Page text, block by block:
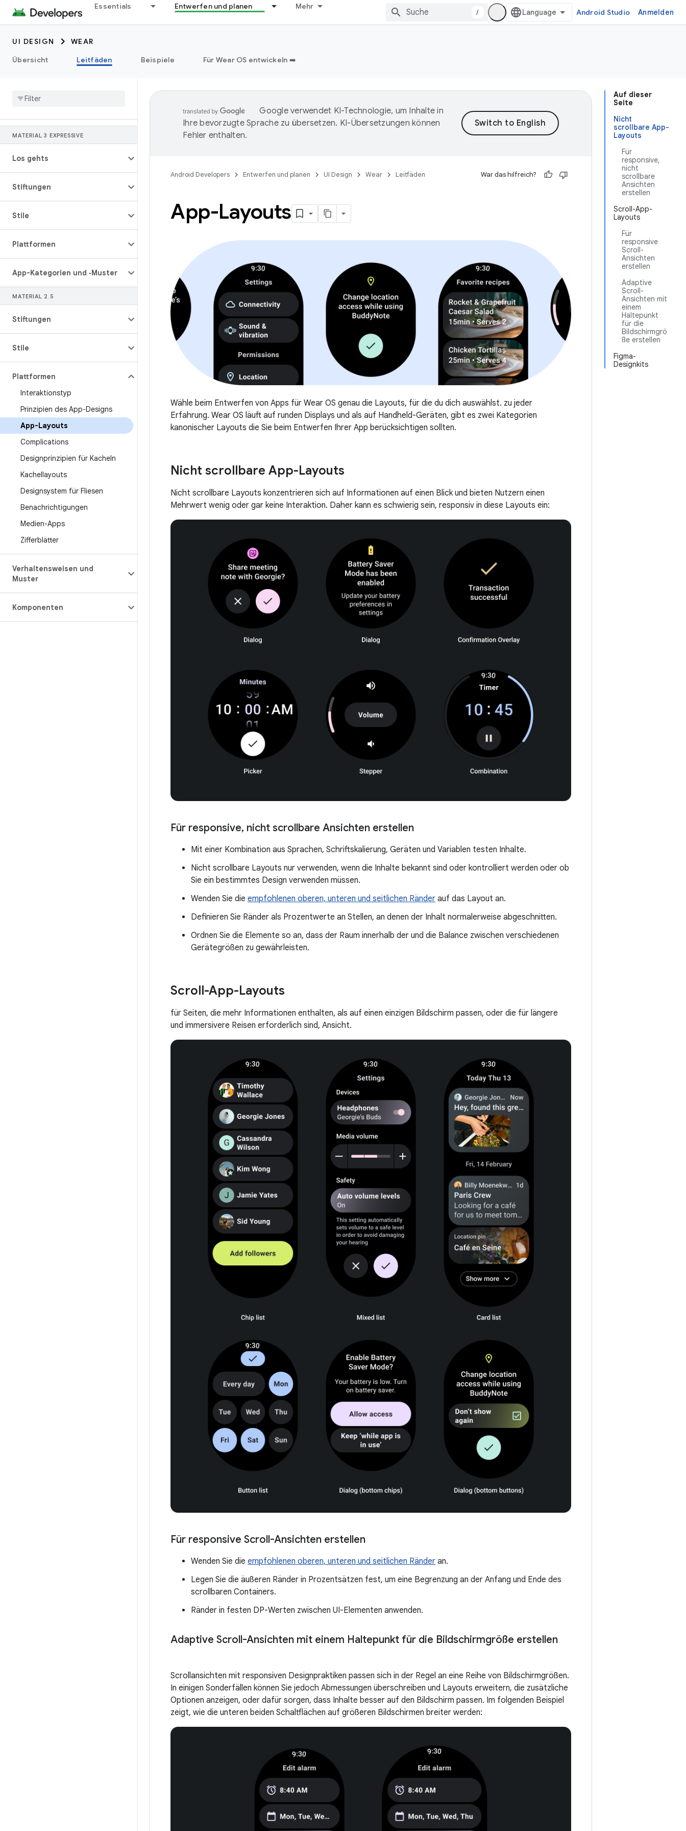
Essentials Entwerfen und planen Mehr
/ Android Studio Anmelden
UI DESIGN
WEAR
Übersicht
Leitfäden Beispiele Für Wear OS entwickeln ➡️
MATERIAL 3 EXPRESSIVE
Los gehts
Stiftungen
Stile
Plattformen
App-Kategorien und ‑Muster
MATERIAL 2 . 5
Stiftungen
Stile
Plattformen
Interaktionstyp
Prinzipien des App-Designs
App-Layouts
Complications
Designprinzipien für Kacheln
Kachellayouts
Designsystem für Fliesen
Benachrichtigungen
Medien-Apps
Zifferblätter
Verhaltensweisen und
Muster
Komponenten
Auf dieser
Seite
Nicht
scrollbare App-
Layouts
Für
responsive,
nicht
scrollbare
Ansichten
erstellen
Scroll-App-
Layouts
Für
responsive
Scroll-
Ansichten
erstellen
Adaptive
Scroll-
Ansichten mit
einem
Haltepunkt
für die
Bildschirmgrö
ße erstellen
Figma-
Designkits
Google verwendet KI-Technologie, um Inhalte in
Ihre bevorzugte Sprache zu übersetzen. KI-Übersetzungen können
Fehler enthalten.
Android Developers Entwerfen und planen UI Design Wear Leitfäden War das hilfreich?
App-Layouts
Wähle beim Entwerfen von Apps für Wear OS genau die Layouts, für die du dich auswählst. zu jeder
Erfahrung. Wear OS läuft auf runden Displays und als auf Handheld-Geräten, gibt es zwei Kategorien
kanonischer Layouts die Sie beim Entwerfen Ihrer App berücksichtigen sollten.
Nicht scrollbare App-Layouts
Nicht scrollbare Layouts konzentrieren sich auf Informationen auf einen Blick und bieten Nutzern einen
Mehrwert wenig oder gar keine Interaktion. Daher kann es schwierig sein, responsiv in diese Layouts ein:
Für responsive, nicht scrollbare Ansichten erstellen
Mit einer Kombination aus Sprachen, Schriftskalierung, Geräten und Variablen testen Inhalte.
Nicht scrollbare Layouts nur verwenden, wenn die Inhalte bekannt sind oder kontrolliert werden oder ob
Sie ein bestimmtes Design verwenden müssen.
Wenden Sie die empfohlenen oberen, unteren und seitlichen Ränder auf das Layout an.
Definieren Sie Ränder als Prozentwerte an Stellen, an denen der Inhalt normalerweise abgeschnitten.
Ordnen Sie die Elemente so an, dass der Raum innerhalb der und die Balance zwischen verschiedenen
Gerätegrößen zu gewährleisten.
Scroll-App-Layouts
für Seiten, die mehr Informationen enthalten, als auf einen einzigen Bildschirm passen, oder die für längere
und immersivere Reisen erforderlich sind, Ansicht.
Für responsive Scroll-Ansichten erstellen
Wenden Sie die empfohlenen oberen, unteren und seitlichen Ränder an.
Legen Sie die äußeren Ränder in Prozentsätzen fest, um eine Begrenzung an der Anfang und Ende des
scrollbaren Containers.
Ränder in festen DP-Werten zwischen UI-Elementen anwenden.
Adaptive Scroll-Ansichten mit einem Haltepunkt für die Bildschirmgröße erstellen
Scrollansichten mit responsiven Designpraktiken passen sich in der Regel an eine Reihe von Bildschirmgrößen.
In einigen Sonderfällen können Sie jedoch Abmessungen überschreiben und Layouts erweitern, die zusätzliche
Optionen anzeigen, oder dafür sorgen, dass Inhalte besser auf den Bildschirm passen. Im folgenden Beispiel
zeigt, wie die unteren beiden Schaltflächen auf größeren Bildschirmen breiter werden: